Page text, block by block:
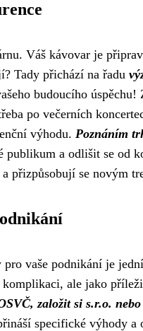
Váš kávovar je
Tady přichází na řadu
budoucího
po večerních
výhodu. Poznáním
publikum a odlišit se od
přizpůsobují se novým
vaše podnikání je
ale jako
založit si s.r.o.
specifické výhody